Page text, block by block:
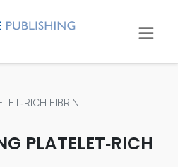
FIBRIN
PLATELET‑RICH